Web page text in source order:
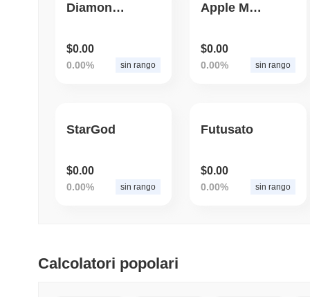
Diamond Holders
$0.00
0.00% sin rango
Apple Mini
$0.00
0.00% sin rango
StarGod
$0.00
0.00% sin rango
Futusato
$0.00
0.00% sin rango
Calcolatori popolari